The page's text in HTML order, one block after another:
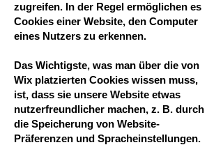
zugreifen. In der Regel ermöglichen es
Cookies einer Website, den Computer
eines Nutzers zu erkennen.
Das Wichtigste, was man über die von
Wix platzierten Cookies wissen muss,
ist, dass sie unsere Website etwas
nutzerfreundlicher machen, z. B. durch
die Speicherung von Website-
Präferenzen und Spracheinstellungen.